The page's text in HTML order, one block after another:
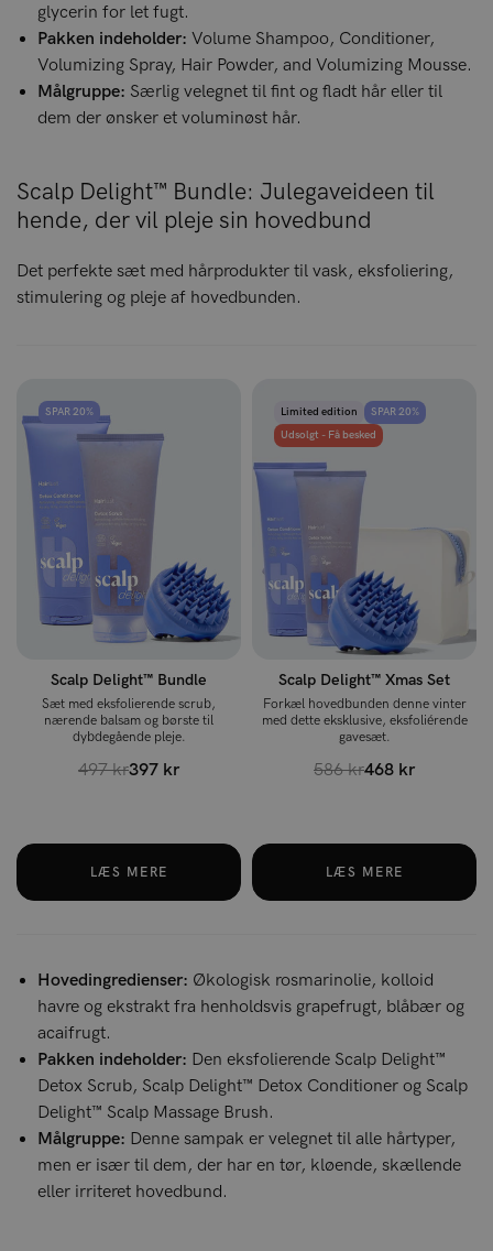
glycerin for let fugt.
Pakken indeholder: Volume Shampoo, Conditioner,
Volumizing Spray, Hair Powder, and Volumizing Mousse.
Målgruppe: Særlig velegnet til fint og fladt hår eller til
dem der ønsker et voluminøst hår.
Scalp Delight™ Bundle: Julegaveideen til
hende, der vil pleje sin hovedbund
Det perfekte sæt med hårprodukter til vask, eksfoliering,
stimulering og pleje af hovedbunden.
SPAR 20%
Scalp Delight™ Bundle
Sæt med eksfolierende scrub,
nærende balsam og børste til
dybdegående pleje.
497 kr397 kr
LÆS MERE
Limited edition
SPAR 20%
Udsolgt - Få besked
Scalp Delight™ Xmas Set
Forkæl hovedbunden denne vinter
med dette eksklusive, eksfoliérende
gavesæt.
586 kr468 kr
LÆS MERE
Hovedingredienser: Økologisk rosmarinolie, kolloid
havre og ekstrakt fra henholdsvis grapefrugt, blåbær og
acaifrugt.
Pakken indeholder: Den eksfolierende Scalp Delight™
Detox Scrub, Scalp Delight™ Detox Conditioner og Scalp
Delight™ Scalp Massage Brush.
Målgruppe: Denne sampak er velegnet til alle hårtyper,
men er især til dem, der har en tør, kløende, skællende
eller irriteret hovedbund.